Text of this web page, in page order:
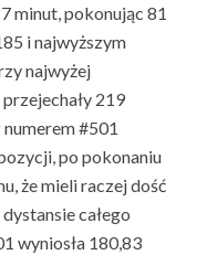
minut, pokonując 81
i najwyższym
najwyżej
219
#501
po pokonaniu
że mieli raczej dość
całego
wyniosła 180,83